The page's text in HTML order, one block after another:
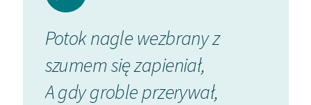
encyklopedięZbiór potrzebniejszych wiadomości
twórcą pierwszego pol. czasopisma, (»Monitor«), ale
Hymn do miłości ojczyzny(1774) oraz przekład
Pieśni Osjanaodegrały znaczącą rolę w kształtowaniu
polskiego romantyzmu.
Potok nagle wezbrany z
szumem się zapieniał,
A gdy groble przerywał,